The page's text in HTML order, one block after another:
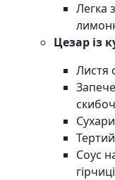
Легка
Цезар із
Листя
Соус